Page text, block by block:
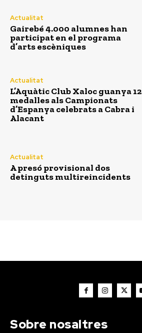
Actualitat
Gairebé 4.000 alumnes han
participat en el programa
d’arts escèniques
Actualitat
L’Aquàtic Club Xaloc guanya 12
medalles als Campionats
d’Espanya celebrats a Cabra i
Alacant
Actualitat
A presó provisional dos
detinguts multireincidents
Sobre nosaltres